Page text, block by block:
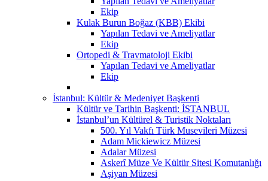
Ekip
Kulak Burun Boğaz (KBB) Ekibi
Yapılan Tedavi ve Ameliyatlar
Ekip
Ortopedi & Travmatoloji Ekibi
Yapılan Tedavi ve Ameliyatlar
Ekip
İstanbul: Kültür & Medeniyet Başkenti
Kültür ve Tarihin Başkenti: İSTANBUL
İstanbul’un Kültürel & Turistik Noktaları
500. Yıl Vakfı Türk Musevileri Müzesi
Adam Mickiewicz Müzesi
Adalar Müzesi
Askerî Müze Ve Kültür Sitesi Komutanlığı
Aşiyan Müzesi